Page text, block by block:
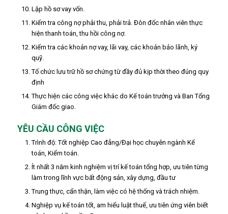
Lập hồ sơ vay vốn.
Kiểm tra công nợ phải thu, phải trả. Đôn đốc nhân viên thực
hiện thanh toán, thu hồi công nợ.
Kiểm tra các khoản nợ vay, lãi vay, các khoản bảo lãnh, ký
quỹ.
Tổ chức lưu trữ hồ sơ chứng từ đầy đủ kịp thời theo đúng quy
định
Thực hiện các công việc khác do Kế toán trưởng và Ban Tổng
Giám đốc giao.
YÊU CẦU CÔNG VIỆC
Trình độ: Tốt nghiệp Cao đẳng/Đại học chuyên ngành Kế
toán, Kiểm toán.
Ít nhất 3 năm kinh nghiệm vị trí kế toán tổng hợp, ưu tiên từng
làm trong lĩnh vực bất động sản, xây dựng, đầu tư
Trung thực, cẩn thận, làm việc có hệ thống và trách nhiệm.
Nghiệp vụ kế toán tốt, am hiểu luật thuế, ưu tiên ứng viên biết